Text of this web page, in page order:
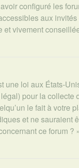
configuré les
aux
et vivement
une loi aux États-
pour la
le fait à
et ne
ce forum ?